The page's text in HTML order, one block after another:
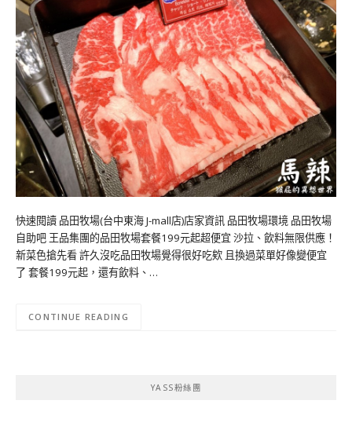
快速閱讀 品田牧場(台中東海 J-mall店)店家資訊 品田牧場環境 品田牧場
自助吧 王品集團的品田牧場套餐199元起超便宜 沙拉、飲料無限供應！
新菜色搶先看 許久沒吃品田牧場覺得很好吃欸 且換過菜單好像變便宜
了 套餐199元起，還有飲料、…
CONTINUE READING
YASS粉絲團